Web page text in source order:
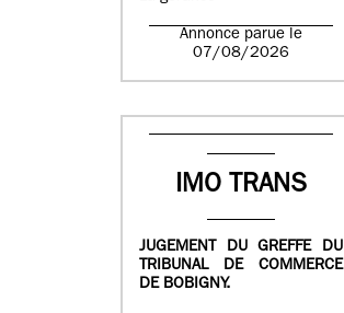
Annonce parue le
07/08/2026
IMO TRANS
JUGEMENT DU GREFFE DU
TRIBUNAL DE COMMERCE
DE BOBIGNY.